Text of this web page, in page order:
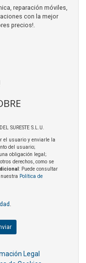
reparación móviles,
con la mejor
precios!.
SURESTE S.L.U.
el usuario y enviarle la
del usuario;
obligación legal;
derechos, como se
: Puede consultar
Política de
.
Legal